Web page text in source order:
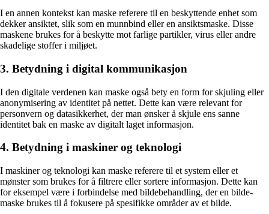
I en annen kontekst kan maske referere til en beskyttende enhet som
dekker ansiktet, slik som en munnbind eller en ansiktsmaske. Disse
maskene brukes for å beskytte mot farlige partikler, virus eller andre
skadelige stoffer i miljøet.
3. Betydning i digital kommunikasjon
I den digitale verdenen kan maske også bety en form for skjuling eller
anonymisering av identitet på nettet. Dette kan være relevant for
personvern og datasikkerhet, der man ønsker å skjule ens sanne
identitet bak en maske av digitalt laget informasjon.
4. Betydning i maskiner og teknologi
I maskiner og teknologi kan maske referere til et system eller et
mønster som brukes for å filtrere eller sortere informasjon. Dette kan
for eksempel være i forbindelse med bildebehandling, der en bilde-
maske brukes til å fokusere på spesifikke områder av et bilde.